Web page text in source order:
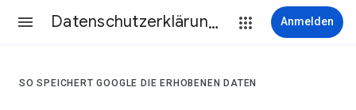
Datenschutzerklärung & Nutzungsbedingungen Anmelden
SO SPEICHERT GOOGLE DIE ERHOBENEN DATEN